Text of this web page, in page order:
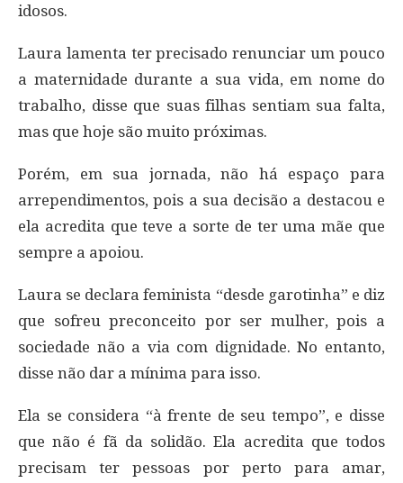
idosos.
Laura lamenta ter precisado renunciar um pouco
a maternidade durante a sua vida, em nome do
trabalho, disse que suas filhas sentiam sua falta,
mas que hoje são muito próximas.
Porém, em sua jornada, não há espaço para
arrependimentos, pois a sua decisão a destacou e
ela acredita que teve a sorte de ter uma mãe que
sempre a apoiou.
Laura se declara feminista “desde garotinha” e diz
que sofreu preconceito por ser mulher, pois a
sociedade não a via com dignidade. No entanto,
disse não dar a mínima para isso.
Ela se considera “à frente de seu tempo”, e disse
que não é fã da solidão. Ela acredita que todos
precisam ter pessoas por perto para amar,